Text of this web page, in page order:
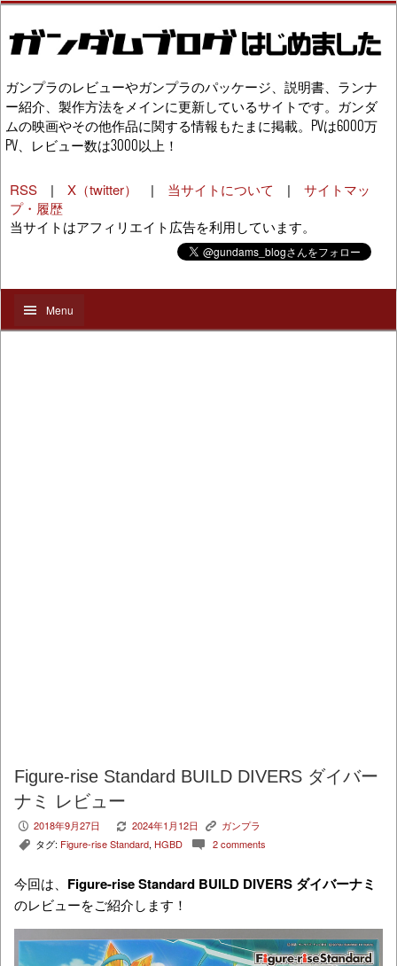
ガンプラのレビューやガンプラのパッケージ、説明書、ランナ
ー紹介、製作方法をメインに更新しているサイトです。ガンダ
ムの映画やその他作品に関する情報もたまに掲載。PVは6000万
PV、レビュー数は3000以上！
RSS | X（twitter） | 当サイトについて | サイトマッ
プ・履歴
当サイトはアフィリエイト広告を利用しています。
Menu
Figure-rise Standard BUILD DIVERS ダイバー
ナミ レビュー
P 2018年9月27日 V 2024年1月12日 K ガンプラ
, タグ: Figure-rise Standard, HGBD c 2 comments
今回は、 Figure-rise Standard BUILD DIVERS ダイバーナミ
のレビューをご紹介します！